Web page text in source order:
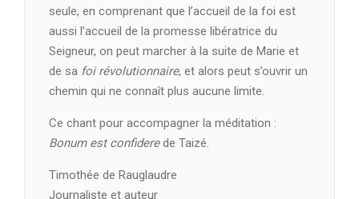
seule, en comprenant que l’accueil de la foi est
aussi l’accueil de la promesse libératrice du
Seigneur, on peut marcher à la suite de Marie et
de sa foi révolutionnaire, et alors peut s’ouvrir un
chemin qui ne connaît plus aucune limite.
Ce chant pour accompagner la méditation :
Bonum est confiderede Taizé.
Timothée de Rauglaudre
Journaliste et auteur